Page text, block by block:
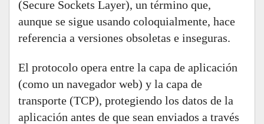
(Secure Sockets Layer), un término que,
aunque se sigue usando coloquialmente, hace
referencia a versiones obsoletas e inseguras.
El protocolo opera entre la capa de aplicación
(como un navegador web) y la capa de
transporte (TCP), protegiendo los datos de la
aplicación antes de que sean enviados a través